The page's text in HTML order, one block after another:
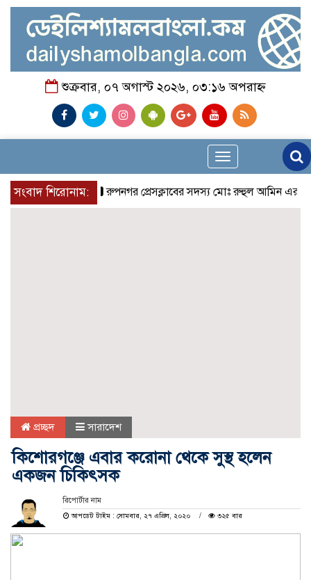
শুক্রবার, ০৭ অগাস্ট ২০২৬, ০৩:১৬ অপরাহ্ন
Toggle
navigation
সংবাদ শিরোনাম:রুপনগর প্রেসক্লাবের সদস্য মোঃ রুহুল আমিন এর
প্রচ্ছদ সারাদেশ
কিশোরগঞ্জে এবার করোনা থেকে সুস্থ হলেন
একজন চিকিৎসক
রিপোর্টার নাম
আপডেট টাইম : সোমবার, ২৭ এপ্রিল, ২০২০
৩২৫ বার